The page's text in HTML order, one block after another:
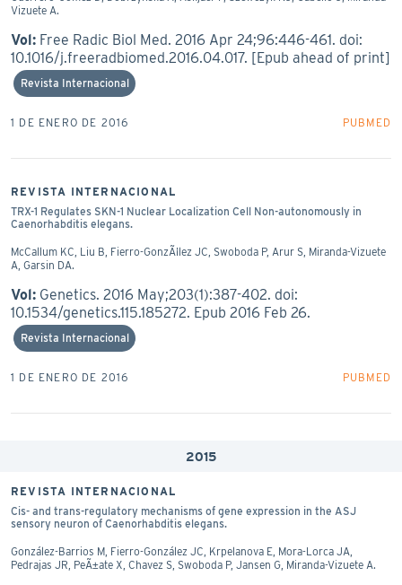
Vizuete A.
Vol: Free Radic Biol Med. 2016 Apr 24;96:446-461. doi:
10.1016/j.freeradbiomed.2016.04.017. [Epub ahead of print]
Revista Internacional
1 DE ENERO DE 2016 PUBMED
REVISTA INTERNACIONAL
TRX-1 Regulates SKN-1 Nuclear Localization Cell Non-autonomously in
Caenorhabditis elegans.
McCallum KC, Liu B, Fierro-GonzÃ¡lez JC, Swoboda P, Arur S, Miranda-Vizuete
A, Garsin DA.
Vol: Genetics. 2016 May;203(1):387-402. doi:
10.1534/genetics.115.185272. Epub 2016 Feb 26.
Revista Internacional
1 DE ENERO DE 2016 PUBMED
2015
REVISTA INTERNACIONAL
Cis- and trans-regulatory mechanisms of gene expression in the ASJ
sensory neuron of Caenorhabditis elegans.
González-Barrios M, Fierro-González JC, Krpelanova E, Mora-Lorca JA,
Pedrajas JR, PeÃ±ate X, Chavez S, Swoboda P, Jansen G, Miranda-Vizuete A.